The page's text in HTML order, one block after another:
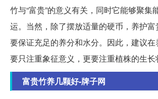
竹与“富贵”的意义有关，同时它能够聚集
运。当然，除了摆放适量的硬币，养护
要保证充足的养分和水分。因此，建议
要只注重象征意义，更要注重植株的生长
富贵竹养几颗好-牌子网